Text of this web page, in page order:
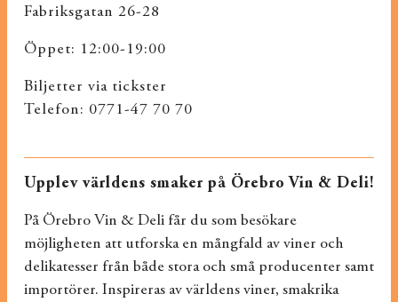
Fabriksgatan 26-28
Öppet: 12:00-19:00
Biljetter via tickster
Telefon: 0771-47 70 70
Upplev världens smaker på Örebro Vin & Deli!
På Örebro Vin & Deli får du som besökare
möjligheten att utforska en mångfald av viner och
delikatesser från både stora och små producenter samt
importörer. Inspireras av världens viner, smakrika